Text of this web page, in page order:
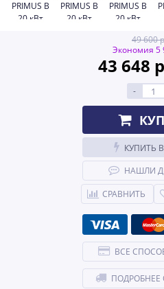
49 600
Экономия 5
43 648
-
КУПИТЬ
НАШЛИ
СРАВНИТЬ
ВСЕ
ПОДРОБНЕЕ